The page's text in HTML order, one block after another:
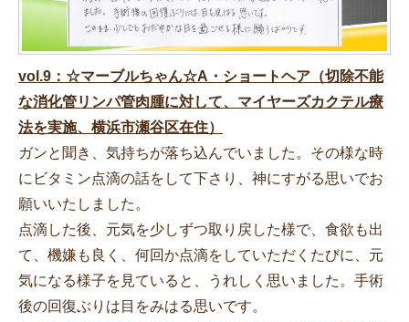
vol.9：☆マーブルちゃん☆A・ショートヘア（切除不能
な消化管リンパ管肉腫に対して、マイヤーズカクテル療
法を実施、横浜市瀬谷区在住）
ガンと聞き、気持ちが落ち込んでいました。その様な時
にビタミン点滴の話をして下さり、神にすがる思いでお
願いいたしました。
点滴した後、元気を少しずつ取り戻した様で、食欲も出
て、機嫌も良く、何回か点滴をしていただくたびに、元
気になる様子を見ていると、うれしく思いました。手術
後の回復ぶりは目をみはる思いです。